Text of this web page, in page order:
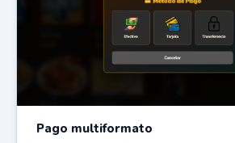
Pago multiformato